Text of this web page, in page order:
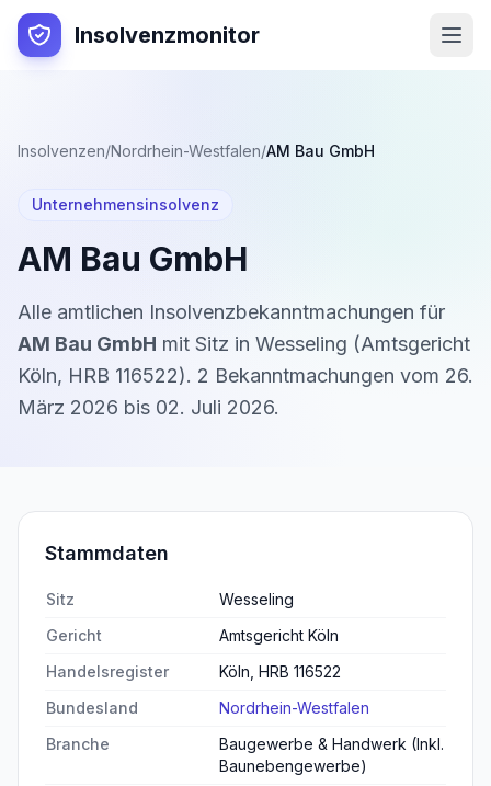
Insolvenzmonitor
Insolvenzen/Nordrhein-Westfalen/AM Bau GmbH
Unternehmensinsolvenz
AM Bau GmbH
Alle amtlichen Insolvenzbekanntmachungen für
AM Bau GmbH mit Sitz in Wesseling (Amtsgericht
Köln, HRB 116522). 2 Bekanntmachungen vom 26.
März 2026 bis 02. Juli 2026.
Stammdaten
Sitz
Wesseling
Gericht
Amtsgericht Köln
Handelsregister
Köln, HRB 116522
Bundesland
Nordrhein-Westfalen
Branche
Baugewerbe & Handwerk (Inkl.
Baunebengewerbe)